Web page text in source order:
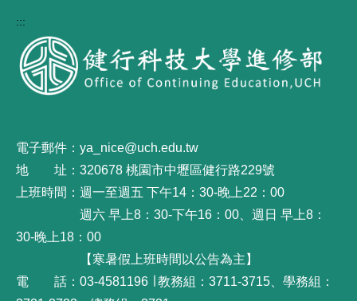
:::
電子郵件：ya_nice@uch.edu.tw
地 址：320678 桃園市中壢區健行路229號
上班時間：週一至週五 下午14：30-晚上22：00
週六 早上8：30-下午16：00、週日 早上8：
30-晚上18：00
【寒暑假上班時間以公告為主】
電 話：03-4581196 ∣ 教務組：3711-3715、學務組：